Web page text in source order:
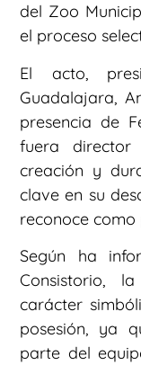
del Zoo
el proceso
El acto,
Guadalajara,
presencia de
fuera
creación y
clave en su
reconoce como
Según ha
Consistorio,
carácter
posesión, ya
parte del